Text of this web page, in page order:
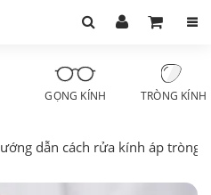
GỌNG KÍNH TRÒNG KÍNH
dẫn cách rửa kính áp tròng